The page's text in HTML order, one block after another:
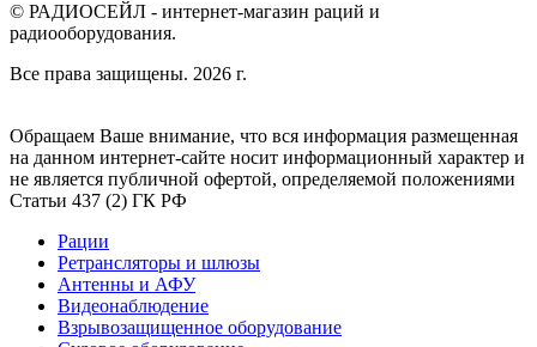
© РАДИОСЕЙЛ - интернет-магазин раций и
радиооборудования.
Все права защищены. 2026 г.
Обращаем Ваше внимание, что вся информация размещенная
на данном интернет-сайте носит информационный характер и
не является публичной офертой, определяемой положениями
Статьи 437 (2) ГК РФ
Рации
Ретрансляторы и шлюзы
Антенны и АФУ
Видеонаблюдение
Взрывозащищенное оборудование